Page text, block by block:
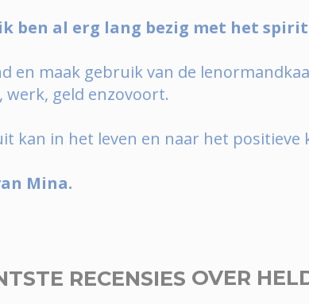
ben al erg lang bezig met het
en maak gebruik van de
werk, geld enzovoort.
kan in het leven en naar het positieve
Mina.
RECENSIES OVER